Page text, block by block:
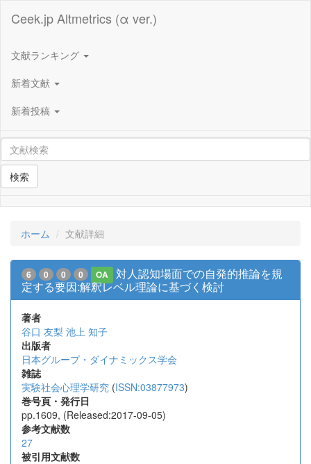
Ceek.jp Altmetrics (α ver.)
文献ランキング
新着文献
新着投稿
検索
ホーム 文献詳細
6 0 0 0 OA
対人認知場面での自発的推論を規
定する要因:解釈レベル理論に基づく検討
著者
谷口 友梨 池上 知子
出版者
日本グループ・ダイナミックス学会
雑誌
実験社会心理学研究 (ISSN:03877973)
巻号頁・発行日
pp.1609, (Released:2017-09-05)
参考文献数
27
被引用文献数